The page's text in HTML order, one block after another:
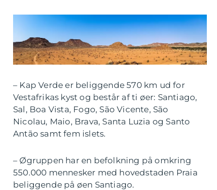
– Kap Verde er beliggende 570 km ud for
Vestafrikas kyst og består af ti øer: Santiago,
Sal, Boa Vista, Fogo, São Vicente, São
Nicolau, Maio, Brava, Santa Luzia og Santo
Antão samt fem islets.
– Øgruppen har en befolkning på omkring
550.000 mennesker med hovedstaden Praia
beliggende på øen Santiago.